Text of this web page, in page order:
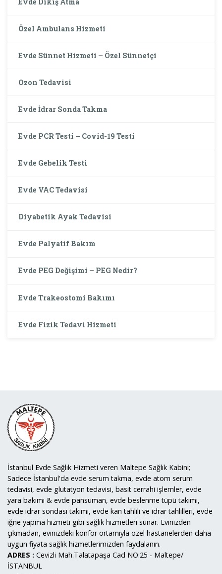
Özel Ambulans Hizmeti
Evde Sünnet Hizmeti – Özel Sünnetçi
Ozon Tedavisi
Evde İdrar Sonda Takma
Evde PCR Testi – Covid-19 Testi
Evde Gebelik Testi
Evde VAC Tedavisi
Diyabetik Ayak Tedavisi
Evde Palyatif Bakım
Evde PEG Değişimi – PEG Nedir?
Evde Trakeostomi Bakımı
Evde Fizik Tedavi Hizmeti
İstanbul Evde Sağlık Hizmeti veren Maltepe Sağlık Kabini;
Sadece İstanbul'da evde serum takma, evde atom serum
tedavisi, evde glutatyon tedavisi, basit cerrahi işlemler, evde
yara bakımı & evde pansuman, evde beslenme tüpü takımı,
evde idrar sondası takımı, evde kan tahlili ve idrar tahlilleri, evde
iğne yapma hizmeti gibi sağlık hizmetleri sunar. Evinizden
çıkmadan, evinizdeki konfor ortamıyla özel hastanelerden daha
uygun fiyata sağlık hizmetlerimizden faydalanın.
ADRES : Cevizli Mah.Talatapaşa Cad NO:25 - Maltepe/
İSTANBUL